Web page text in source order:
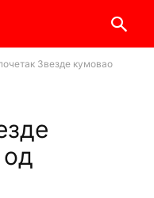
Звезде кумовао